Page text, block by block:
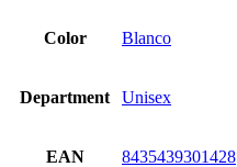
Color Blanco
Department Unisex
EAN 8435439301428